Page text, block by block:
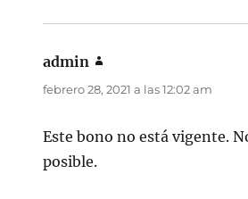
admin
febrero 28, 2021 a las 12:02 am
Este bono no está vigente.
posible.